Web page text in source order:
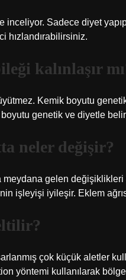
Sadece diyet
hızlandırabilirsiniz.
kalınlaşır
Kemik boyutu
genetik ve diyetle
neler değişir?
gelen
işleyişi iyileşir. Eklem
çok küçük aletler
yöntemi kullanılarak